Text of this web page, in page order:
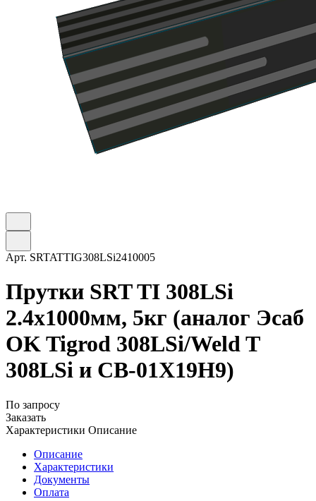
Арт. SRTATTIG308LSi2410005
Прутки SRT TI 308LSi
2.4х1000мм, 5кг (аналог Эсаб
OK Tigrod 308LSi/Weld T
308LSi и СВ-01Х19Н9)
По запросу
Заказать
Характеристики Описание
Описание
Характеристики
Документы
Оплата